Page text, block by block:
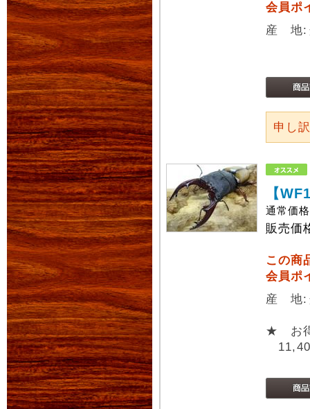
会員ポ
産 地:
申し
【
通常価
販売価
この商
会員ポ
産 地:
★ お